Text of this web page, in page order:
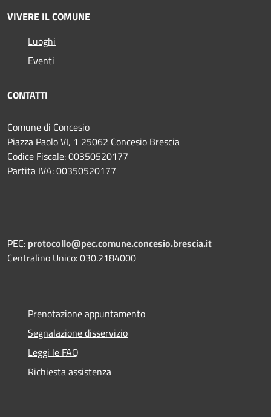
VIVERE IL COMUNE
Luoghi
Eventi
CONTATTI
Comune di Concesio
Piazza Paolo VI, 1 25062 Concesio Brescia
Codice Fiscale: 00350520177
Partita IVA: 00350520177
PEC: protocollo@pec.comune.concesio.brescia.it
Centralino Unico: 030.2184000
Prenotazione appuntamento
Segnalazione disservizio
Leggi le FAQ
Richiesta assistenza